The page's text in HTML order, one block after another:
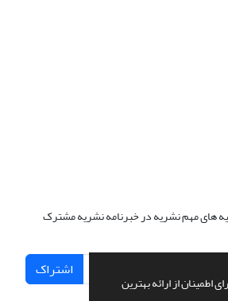
اطمینان از ارائه بهترین
های مهم نشریه در خبرنامه نشریه مشترک
اشتراک